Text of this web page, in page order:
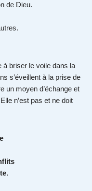
de Dieu.
à briser le voile dans la
s’éveillent à la prise de
un moyen d’échange et
n’est pas et ne doit